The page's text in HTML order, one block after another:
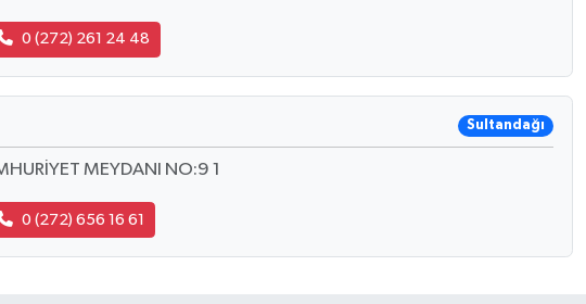
0 (272) 261 24 48
Sultandağı
MEYDANI NO:9 1
0 (272) 656 16 61